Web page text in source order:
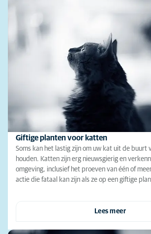
Giftige planten voor katten
Soms kan het lastig zijn om uw kat uit de buurt
houden. Katten zijn erg nieuwsgierig en
omgeving, inclusief het proeven van één of
actie die fataal kan zijn als ze op een giftige
Lees meer